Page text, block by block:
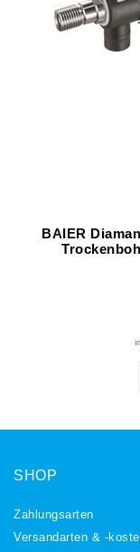
BAIER
SHOP
Zahlungsarten
Versandarten & -